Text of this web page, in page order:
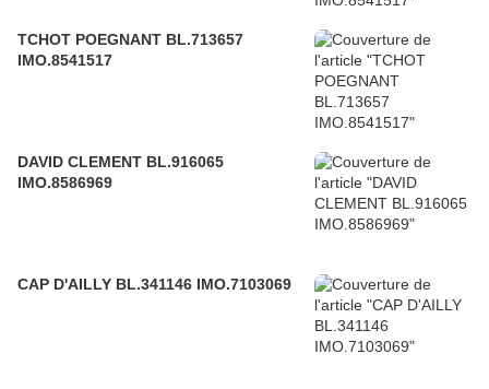
TCHOT POEGNANT BL.713657
IMO.8541517
DAVID CLEMENT BL.916065
IMO.8586969
CAP D'AILLY BL.341146 IMO.7103069